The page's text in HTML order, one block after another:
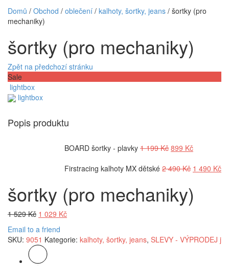
Domů / Obchod / oblečení / kalhoty, šortky, jeans / šortky (pro
mechaniky)
šortky (pro mechaniky)
Zpět na předchozí stránku
Sale
lightbox
lightbox
Popis produktu
BOARD šortky - plavky 1 199Kč Původní
byla:
199 Kč.
899 KčAktuální
je:
Firstracing kalhoty MX dětské 2 490Kč Původní
2
1 490 Kč
šortky (pro mechaniky)
1 529Kč Původní
byla:
1
529 Kč.
1 029 KčAktuální
1
Email to a friend
SKU: 9051 Kategorie: kalhoty, šortky, jeans, SLEVY - VÝPRODEJ j